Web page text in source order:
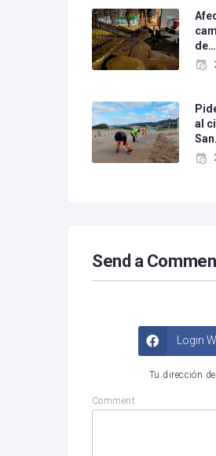
de…
al
Send a
Login
Tu dirección
Comment